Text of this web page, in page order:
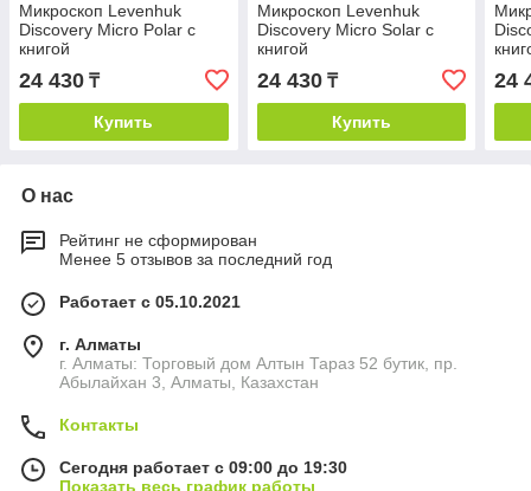
Микроскоп Levenhuk
Discovery Micro Polar с
книгой
24 430 ₸
Купить
Микроскоп Levenhuk
Discovery Micro Solar с
книгой
24 430₸
Купить
24
О нас
Рейтинг не сформирован
Менее 5 отзывов за последний год
Работает с 05.10.2021
г. Алматы
г. Алматы: Торговый дом Алтын Тараз 52 бутик, пр.
Абылайхан 3, Алматы, Казахстан
Контакты
Сегодня работает с 09:00 до 19:30
Показать весь график работы